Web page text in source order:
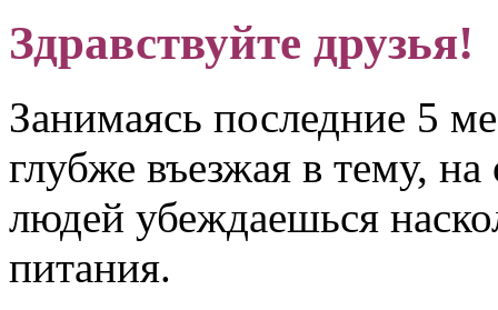
Здравствуйте друзья!
Занимаясь последние 5
глубже въезжая в тему,
людей убеждаешься
питания.